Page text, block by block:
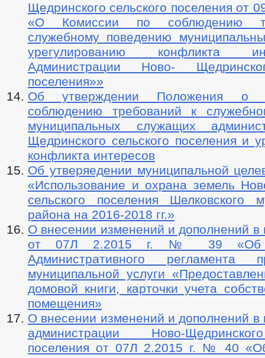
Щедринского сельского поселения от
«О Комиссии по соблюдению
служебному поведению
урегулированию конфликта
Администрации Ново-
поселения»»
Об утверждении Положения о
соблюдению требований к
муниципальных служащих
Щедринского сельского поселения и
конфликта интересов
Об утверяедении муниципальной
«Использование и охрана земель
сельского поселения Шелковского
района на 2016-2018 гг.»
О внесении изменений и дополнений в
от 07Л 2.2015 г. № 39 «Об
Административного регламента
муниципальной услуги
домовой книги, карточки учета
помещения»
О внесении изменений и дополнений в
администрации Ново-
поселения от 07Л 2.2015 г. № 40